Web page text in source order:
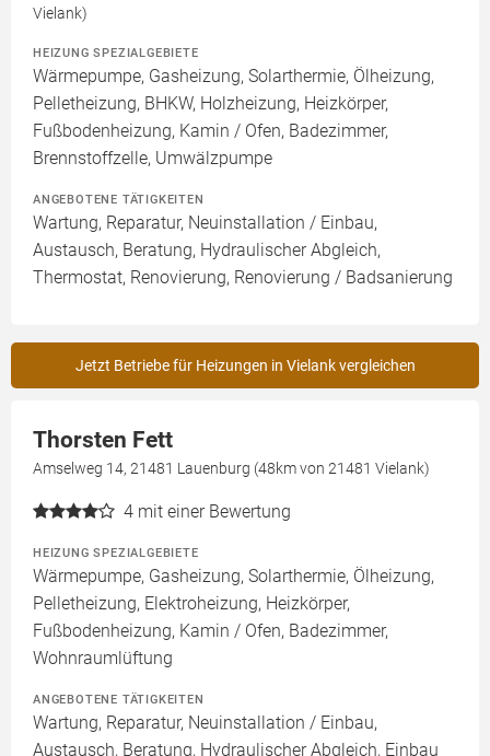
Vielank)
HEIZUNG SPEZIALGEBIETE
Wärmepumpe, Gasheizung, Solarthermie, Ölheizung,
Pelletheizung, BHKW, Holzheizung, Heizkörper,
Fußbodenheizung, Kamin / Ofen, Badezimmer,
Brennstoffzelle, Umwälzpumpe
ANGEBOTENE TÄTIGKEITEN
Wartung, Reparatur, Neuinstallation / Einbau,
Austausch, Beratung, Hydraulischer Abgleich,
Thermostat, Renovierung, Renovierung / Badsanierung
Jetzt Betriebe für Heizungen in Vielank vergleichen
Thorsten Fett
Amselweg 14, 21481 Lauenburg (48km von 21481 Vielank)
4 mit einer Bewertung
HEIZUNG SPEZIALGEBIETE
Wärmepumpe, Gasheizung, Solarthermie, Ölheizung,
Pelletheizung, Elektroheizung, Heizkörper,
Fußbodenheizung, Kamin / Ofen, Badezimmer,
Wohnraumlüftung
ANGEBOTENE TÄTIGKEITEN
Wartung, Reparatur, Neuinstallation / Einbau,
Austausch, Beratung, Hydraulischer Abgleich, Einbau